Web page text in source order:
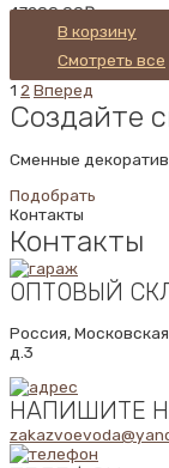
47200,00₽
В корзину
Смотреть все
1 2 Вперед
Создайте
Сменные
Подобрать
Контакты
Контакты
ОПТОВЫЙ
Россия,
д.3
НАПИШИТЕ